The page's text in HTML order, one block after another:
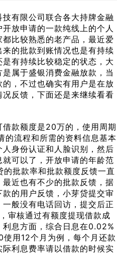
有限公司联合各大持牌金融
放申请的一款纯线上的个人
比较熟悉的老产品，最近爱
的批款到账情况也是有持续
有持续比较稳定的状态，大
属于盛银消费金融放款，当
，不过也确实有用户是在放
反馈，下面还是来继续看看
款额度是20万的，使用周期
的流程和所需的资料信息基本
身份认证和人脸识别，然后
可以了，开放申请的年龄范
批款率和批款额度反馈一直
近也有不少的批款反馈，据
的用户反馈，小芽贷提交审
般没有电话回访，提交后正
审核通过有额度提现借款成
息方面，综合日息在0.02%
用12个月为例，每个月还款
利息费率请以借款的时候实